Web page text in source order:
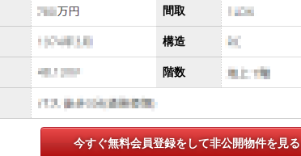
間取
構造
階数
今すぐ無料会員登録をして非公開物件を見る